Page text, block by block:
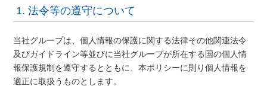
1. 法令等の遵守について
当社グループは、個人情報の保護に関する法律その他関連法令
及びガイドライン等並びに当社グループが所在する国の個人情
報保護規制を遵守するとともに、本ポリシーに則り個人情報を
適正に取扱うものとします。